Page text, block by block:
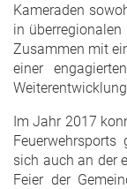
Kameraden
in
Zusammen mit
einer
Im Jahr 2017
sich auch an der
Feier der